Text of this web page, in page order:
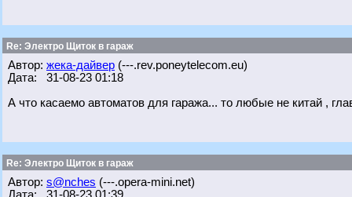
Re: Электро Щиток в гараж
Автор: жека-дайвер (---.rev.poneytelecom.eu)
Дата: 31-08-23 01:18
А что касаемо автоматов для гаража... то любые не китай ,
Re: Электро Щиток в гараж
Автор: s@nches (---.opera-mini.net)